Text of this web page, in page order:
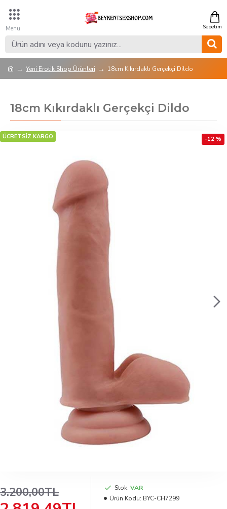
Yeni Erotik Shop Ürünleri 18cm Kıkırdaklı Gerçekçi Dildo
18cm Kıkırdaklı Gerçekçi Dildo
ÜCRETSİZ KARGO -12 %
3.200,00TL Stok: VAR
Ürün Kodu: BYC-CH7299